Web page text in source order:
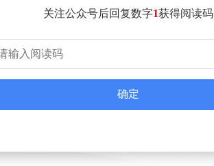
关注公众号后回复数字1获得阅读码
确定